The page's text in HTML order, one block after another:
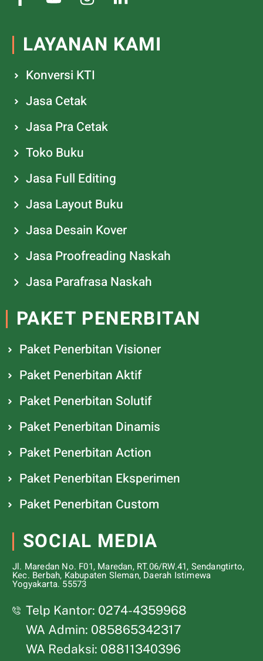
LAYANAN KAMI
Konversi KTI
Jasa Cetak
Jasa Pra Cetak
Toko Buku
Jasa Full Editing
Jasa Layout Buku
Jasa Desain Kover
Jasa Proofreading Naskah
Jasa Parafrasa Naskah
PAKET PENERBITAN
Paket Penerbitan Visioner
Paket Penerbitan Aktif
Paket Penerbitan Solutif
Paket Penerbitan Dinamis
Paket Penerbitan Action
Paket Penerbitan Eksperimen
Paket Penerbitan Custom
SOCIAL MEDIA
Jl. Maredan No. F01, Maredan, RT.06/RW.41, Sendangtirto,
Kec. Berbah, Kabupaten Sleman, Daerah Istimewa
Yogyakarta. 55573
Telp Kantor: 0274-4359968
WA Admin: 085865342317
WA Redaksi: 08811340396